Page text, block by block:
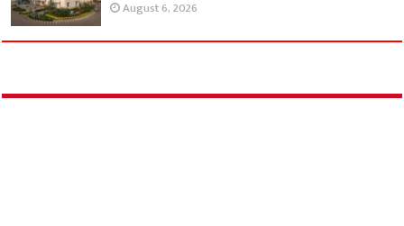
August 6, 2026